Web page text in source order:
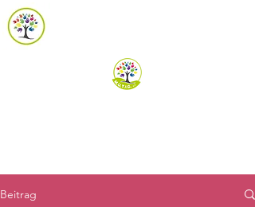
Beitrag